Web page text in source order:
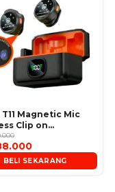
T11 Magnetic Mic
Clip on
BELI SEKARANG